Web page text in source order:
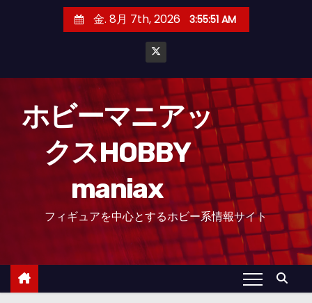
金. 8月 7th, 2026 3:55:52 AM
ホビーマニアッ
クスHOBBY
maniax
フィギュアを中心とするホビー系情報サイト